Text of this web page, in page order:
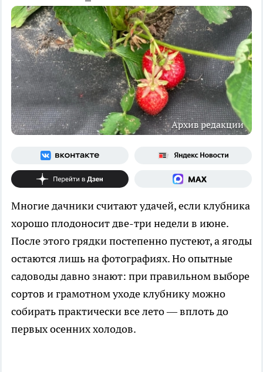
Архив редакции
Многие дачники считают удачей, если клубника
хорошо плодоносит две-три недели в июне.
После этого грядки постепенно пустеют, а ягоды
остаются лишь на фотографиях. Но опытные
садоводы давно знают: при правильном выборе
сортов и грамотном уходе клубнику можно
собирать практически все лето — вплоть до
первых осенних холодов.